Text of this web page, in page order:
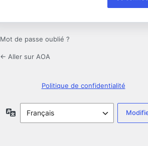
Mot de passe oublié ?
← Aller sur AOA
Politique de confidentialité
Langue